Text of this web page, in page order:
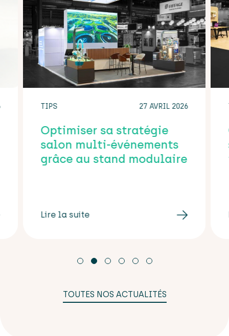
TIPS 27 AVRIL 2026
Optimiser sa stratégie
salon multi-événements
grâce au stand modulaire
Lire la suite
TOUTES NOS ACTUALITÉS